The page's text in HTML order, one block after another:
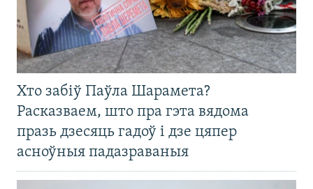
Хто забіў Паўла Шарамета?
Расказваем, што пра гэта вядома
празь дзесяць гадоў і дзе цяпер
асноўныя падазраваныя